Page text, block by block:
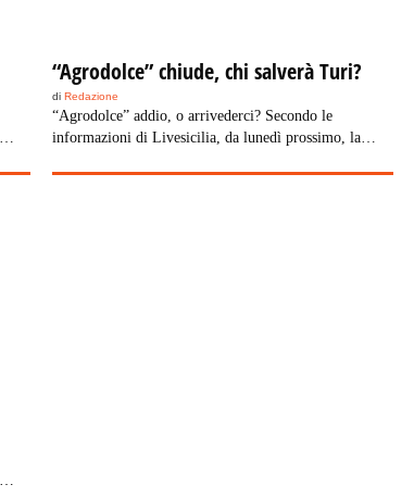
“Agrodolce” chiude, chi salverà Turi?
diRedazione
“Agrodolce” addio, o arrivederci? Secondo le
informazioni di Livesicilia, da lunedì prossimo, la